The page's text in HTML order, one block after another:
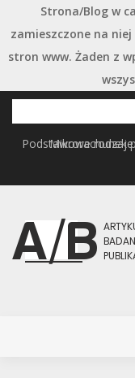
Strona/Blog w
zamieszczone na
stron www. Żaden z
Przejdź
do
treści
Mikrorachunek
Podstawowe